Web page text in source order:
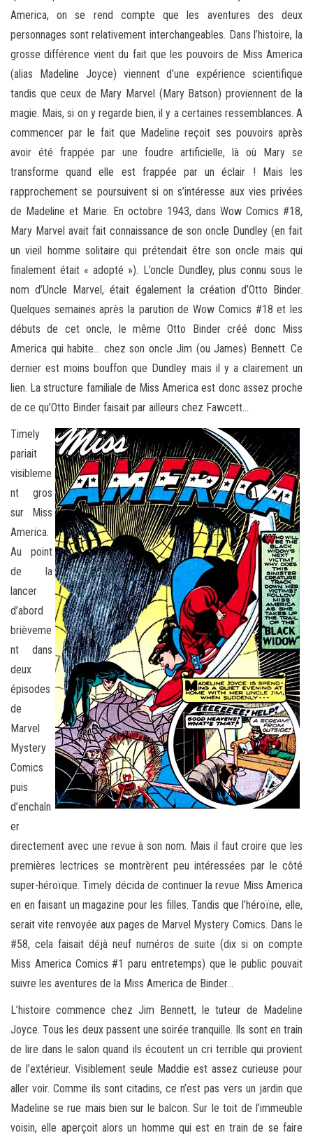
America, on se rend compte que les aventures des deux
personnages sont relativement interchangeables. Dans l’histoire, la
grosse différence vient du fait que les pouvoirs de Miss America
(alias Madeline Joyce) viennent d’une expérience scientifique
tandis que ceux de Mary Marvel (Mary Batson) proviennent de la
magie. Mais, si on y regarde bien, il y a certaines ressemblances. A
commencer par le fait que Madeline reçoit ses pouvoirs après
avoir été frappée par une foudre artificielle, là où Mary se
transforme quand elle est frappée par un éclair ! Mais les
rapprochement se poursuivent si on s’intéresse aux vies privées
de Madeline et Marie. En octobre 1943, dans Wow Comics #18,
Mary Marvel avait fait connaissance de son oncle Dundley (en fait
un vieil homme solitaire qui prétendait être son oncle mais qui
finalement était « adopté »). L’oncle Dundley, plus connu sous le
nom d’Uncle Marvel, était également la création d’Otto Binder.
Quelques semaines après la parution de Wow Comics #18 et les
débuts de cet oncle, le même Otto Binder créé donc Miss
America qui habite… chez son oncle Jim (ou James) Bennett. Ce
dernier est moins bouffon que Dundley mais il y a clairement un
lien. La structure familiale de Miss America est donc assez proche
de ce qu’Otto Binder faisait par ailleurs chez Fawcett…
Timely
pariait
visibleme
nt gros
sur Miss
America.
Au point
de la
lancer
d’abord
brièveme
nt dans
deux
épisodes
de
Marvel
Mystery
Comics
puis
d’enchaîn
er
directement avec une revue à son nom. Mais il faut croire que les
premières lectrices se montrèrent peu intéressées par le côté
super-héroïque. Timely décida de continuer la revue Miss America
en en faisant un magazine pour les filles. Tandis que l’héroïne, elle,
serait vite renvoyée aux pages de Marvel Mystery Comics. Dans le
#58, cela faisait déjà neuf numéros de suite (dix si on compte
Miss America Comics #1 paru entretemps) que le public pouvait
suivre les aventures de la Miss America de Binder…
L’histoire commence chez Jim Bennett, le tuteur de Madeline
Joyce. Tous les deux passent une soirée tranquille. Ils sont en train
de lire dans le salon quand ils écoutent un cri terrible qui provient
de l’extérieur. Visiblement seule Maddie est assez curieuse pour
aller voir. Comme ils sont citadins, ce n’est pas vers un jardin que
Madeline se rue mais bien sur le balcon. Sur le toit de l’immeuble
voisin, elle aperçoit alors un homme qui est en train de se faire